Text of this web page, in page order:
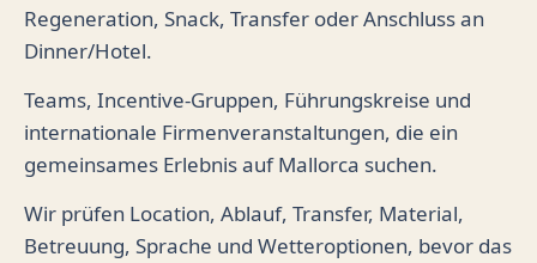
Regeneration, Snack, Transfer oder Anschluss an
Dinner/Hotel.
Teams, Incentive-Gruppen, Führungskreise und
internationale Firmenveranstaltungen, die ein
gemeinsames Erlebnis auf Mallorca suchen.
Wir prüfen Location, Ablauf, Transfer, Material,
Betreuung, Sprache und Wetteroptionen, bevor das